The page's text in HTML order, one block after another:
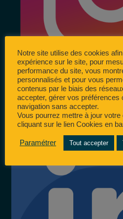
Notre site utilise des cookies
expérience sur le site, pour
performance du site, vous
personnalisés et pour vous
contenus par le biais des
accepter, gérer vos préférences
navigation sans accepter.
Vous pourrez mettre à jour
cliquant sur le lien Cookies en
Paramétrer Tout accepter